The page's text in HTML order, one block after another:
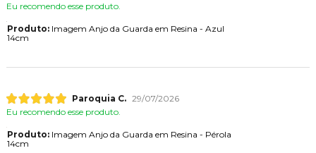
Eu recomendo esse produto.
Produto:Imagem Anjo da Guarda em Resina - Azul
14cm
Paroquia C. 29/07/2026
Eu recomendo esse produto.
Produto:Imagem Anjo da Guarda em Resina - Pérola
14cm